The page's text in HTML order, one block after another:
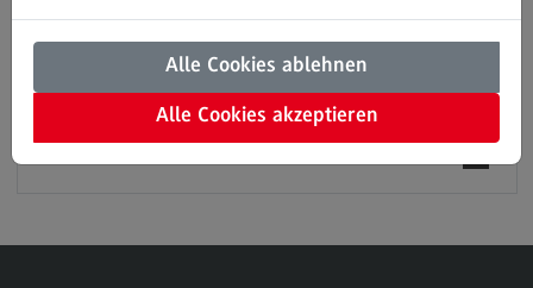
Modulangebot
Bauingenieurwesen
Bauingenieurwesen
Derzeit ist keine Infoveranstaltung zum
Masterstudienangebot an der DHBW Mannheim geplant.
Gerne beraten wir Sie jedochpersönlich!
Alle Cookies ablehnen
Alle Cookies akzeptieren